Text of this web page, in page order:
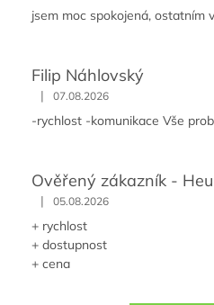
jsem moc spokojená, ostatním
Filip Náhlovský
| 07.08.2026
-rychlost -komunikace Vše
Ověřený zákazník -
| 05.08.2026
+ rychlost
+ dostupnost
+ cena